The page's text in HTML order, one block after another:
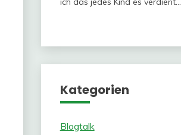
Kategorien
Blogtalk